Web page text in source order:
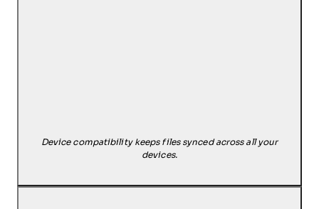
Device compatibility keeps files synced across all your
devices.